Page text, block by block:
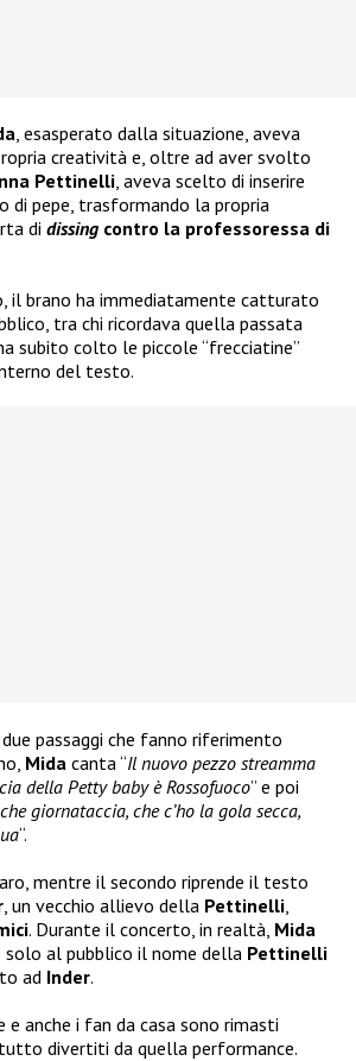
, esasperato dalla situazione, aveva
creatività e, oltre ad aver svolto
Pettinelli , aveva scelto di inserire
di pepe, trasformando la propria
di dissing contro la professoressa di
il brano ha immediatamente catturato
tra chi ricordava quella passata
subito colto le piccole “frecciatine”
del testo.
passaggi che fanno riferimento
Mida canta “Il nuovo pezzo streamma
della Petty baby è Rossofuoco” e poi
giornataccia, che c’ho la gola secca,
“.
mentre il secondo riprende il testo
, un vecchio allievo della Pettinelli
. Durante il concerto, in realtà, Mida
al pubblico il nome della Pettinelli
ad Inder.
e anche i fan da casa sono rimasti
divertiti da quella performance.